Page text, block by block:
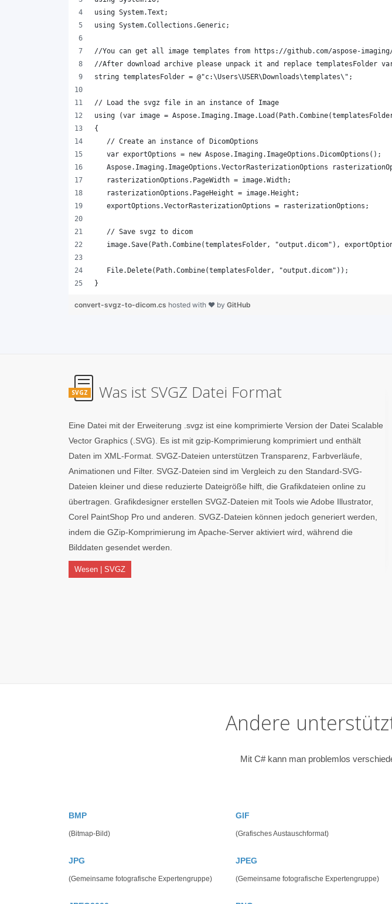
}
convert-svgz-to-dicom.cs hosted with ❤ by GitHub
SVGZ Was ist SVGZ Datei Format
Eine Datei mit der Erweiterung .svgz ist eine komprimierte Version der Datei Scalable
Vector Graphics (.SVG). Es ist mit gzip-Komprimierung komprimiert und enthält
Daten im XML-Format. SVGZ-Dateien unterstützen Transparenz, Farbverläufe,
Animationen und Filter. SVGZ-Dateien sind im Vergleich zu den Standard-SVG-
Dateien kleiner und diese reduzierte Dateigröße hilft, die Grafikdateien online zu
übertragen. Grafikdesigner erstellen SVGZ-Dateien mit Tools wie Adobe Illustrator,
Corel PaintShop Pro und anderen. SVGZ-Dateien können jedoch generiert werden,
indem die GZip-Komprimierung im Apache-Server aktiviert wird, während die
Bilddaten gesendet werden.
Wesen | SVGZ
Andere
Mit C# kann man problemlos
BMP
(Bitmap-Bild)
GIF
(Grafisches Austauschformat)
JPG
(Gemeinsame fotografische Expertengruppe)
JPEG
(Gemeinsame fotografische Expertengruppe)